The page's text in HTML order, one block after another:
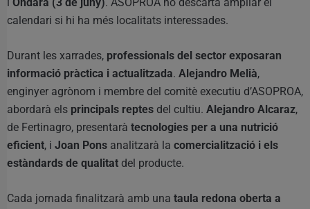
calendari si hi ha més localitats interessades.
Durant les xarrades, professionals del sector exposaran
informació pràctica i actualitzada. Alejandro Melià,
enginyer agrònom i membre del comitè executiu d’ASOPROA,
abordarà els principals reptes del cultiu. Alejandro Alcaraz,
de Fertinagro, presentarà tecnologies per a una nutrició
eficient, i Joan Pons analitzarà la comercialització i els
estàndards de qualitat del producte.
Cada jornada finalitzarà amb una taula redona oberta a